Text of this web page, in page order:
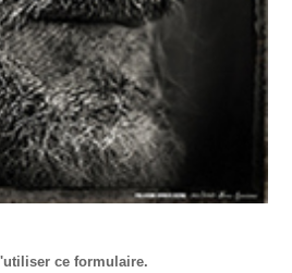
ce formulaire.